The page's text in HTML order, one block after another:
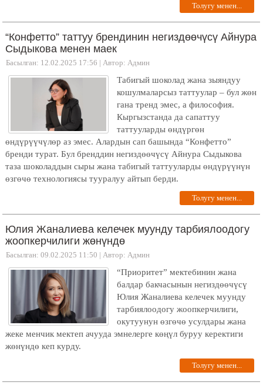
Толугу менен...
“Конфетто” таттуу брендинин негиздөөчүсү Айнура
Сыдыкова менен маек
Басылган: 12.02.2025 17:56 | Автор: Админ
Табигый шоколад жана зыяндуу
кошулмаларсыз таттуулар – бул жөн
гана тренд эмес, а философия.
Кыргызстанда да сапаттуу
таттууларды өндүргөн
өндүрүүчүлөр аз эмес. Алардын сап башында “Конфетто”
бренди турат. Бул бренддин негиздөөчүсү Айнура Сыдыкова
таза шоколаддын сыры жана табигый таттууларды өндүрүүнүн
өзгөчө технологиясы тууралуу айтып берди.
Толугу менен...
Юлия Жаналиева келечек муунду тарбиялоодогу
жоопкерчилиги жөнүндө
Басылган: 09.02.2025 11:50 | Автор: Админ
“Приоритет” мектебинин жана
балдар бакчасынын негиздөөчүсү
Юлия Жаналиева келечек муунду
тарбиялоодогу жоопкерчилиги,
окутуунун өзгөчө усулдары жана
жеке менчик мектеп ачууда эмнелерге көңүл буруу керектиги
жөнүндө кеп курду.
Толугу менен...